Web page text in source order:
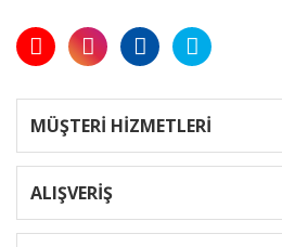
MÜŞTERİ HİZMETLERİ
ALIŞVERİŞ